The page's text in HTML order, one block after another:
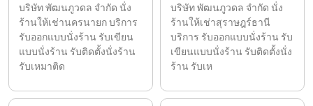
บริษัท พัฒนภูวดล จำกัด นั่ง
ร้านให้เช่านครนายก บริการ
รับออกแบบนั่งร้าน รับเขียน
แบบนั่งร้าน รับติดตั้งนั่งร้าน
รับเหมาติด
บริษัท พัฒนภูวดล จำกัด นั่ง
ร้านให้เช่าสุราษฎร์ธานี
บริการ รับออกแบบนั่งร้าน รับ
เขียนแบบนั่งร้าน รับติดตั้งนั่ง
ร้าน รับเห